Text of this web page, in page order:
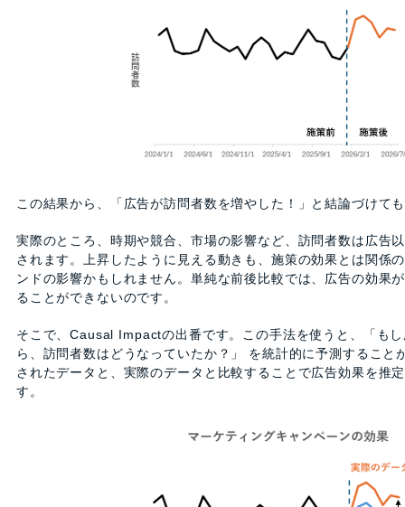
この結果から、「広告が訪問者数を増やした！」と結論づけて
実際のところ、時期や競合、市場の影響など、訪問者数は広告
されます。上昇したように見える動きも、施策の効果とは関係
ンドの影響かもしれません。単純な前後比較では、広告の効果
ることができないのです。
そこで、Causal Impactの出番です。この手法を使うと、「も
ら、訪問者数はどうなっていたか？」 を統計的に予測すること
されたデータと、実際のデータと比較することで広告効果を推
す。